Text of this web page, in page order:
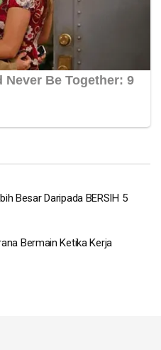
Besar Daripada BERSIH 5
Bermain Ketika Kerja